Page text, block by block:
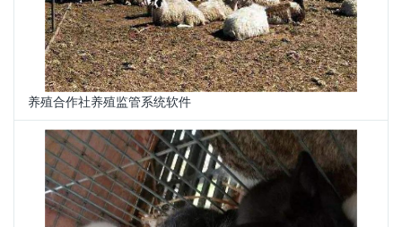
养殖合作社养殖监管系统软件